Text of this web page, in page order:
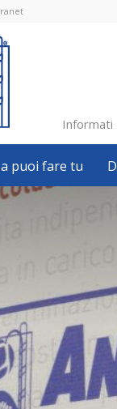
Informati
puoi fare tu